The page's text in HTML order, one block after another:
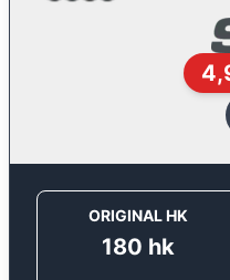
ORIGINAL HK
180 hk